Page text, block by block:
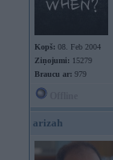
Kopš: 08. Feb 2004
Ziņojumi: 15279
Braucu ar: 979
arizah